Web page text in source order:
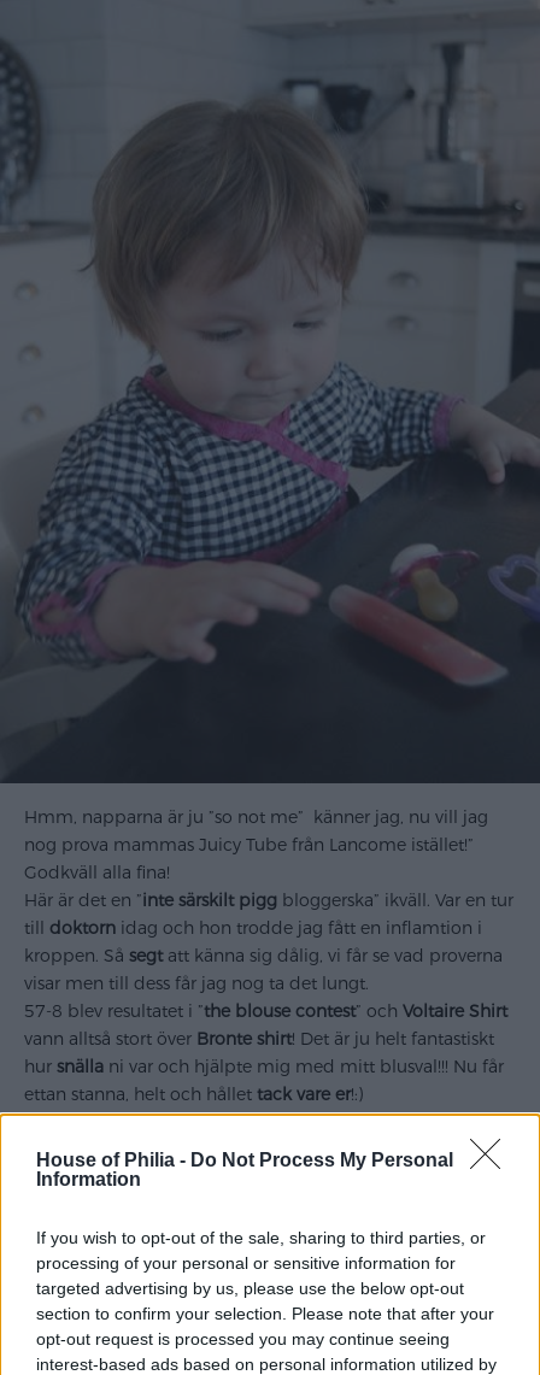
House of Philia - Do Not Process My Personal
Information
If you wish to opt-out of the sale, sharing to third parties, or
processing of your personal or sensitive information for
targeted advertising by us, please use the below opt-out
section to confirm your selection. Please note that after your
opt-out request is processed you may continue seeing
interest-based ads based on personal information utilized by
Hmm, napparna är ju ”so not me” känner jag, nu vill jag
nog prova mammas Juicy Tube från Lancome istället!”
Godkväll alla fina!
Här är det en ”inte särskilt pigg bloggerska” ikväll. Var en tur
till doktorn idag och hon trodde jag fått en inflamtion i
kroppen. Så segtatt känna sig dålig, vi får se vad proverna
visar men till dess får jag nog ta det lungt.
57-8 blev resultatet i ”the blouse contest” och Voltaire Shirt
vann alltså stort över Bronte shirt! Det är ju helt fantastiskt
hur snälla ni var och hjälpte mig med mitt blusval!!! Nu får
ettan stanna, helt och hållet tack vare er!:)